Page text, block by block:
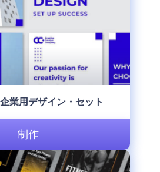
業用デザイン・セット
制作